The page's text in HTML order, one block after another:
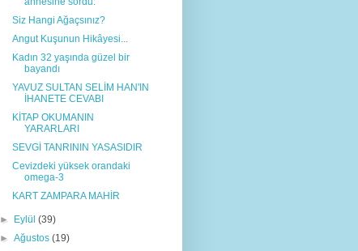
Siz Hangi Ağaçsınız?
Angut Kuşunun Hikâyesi...
Kadın 32 yaşında güzel bir
bayandı
YAVUZ SULTAN SELİM HAN'IN
İHANETE CEVABI
KİTAP OKUMANIN
YARARLARI
SEVGİ TANRININ YASASIDIR
Cevizdeki yüksek orandaki
omega-3
KART ZAMPARA MAHİR
► Eylül(39)
►Ağustos(19)